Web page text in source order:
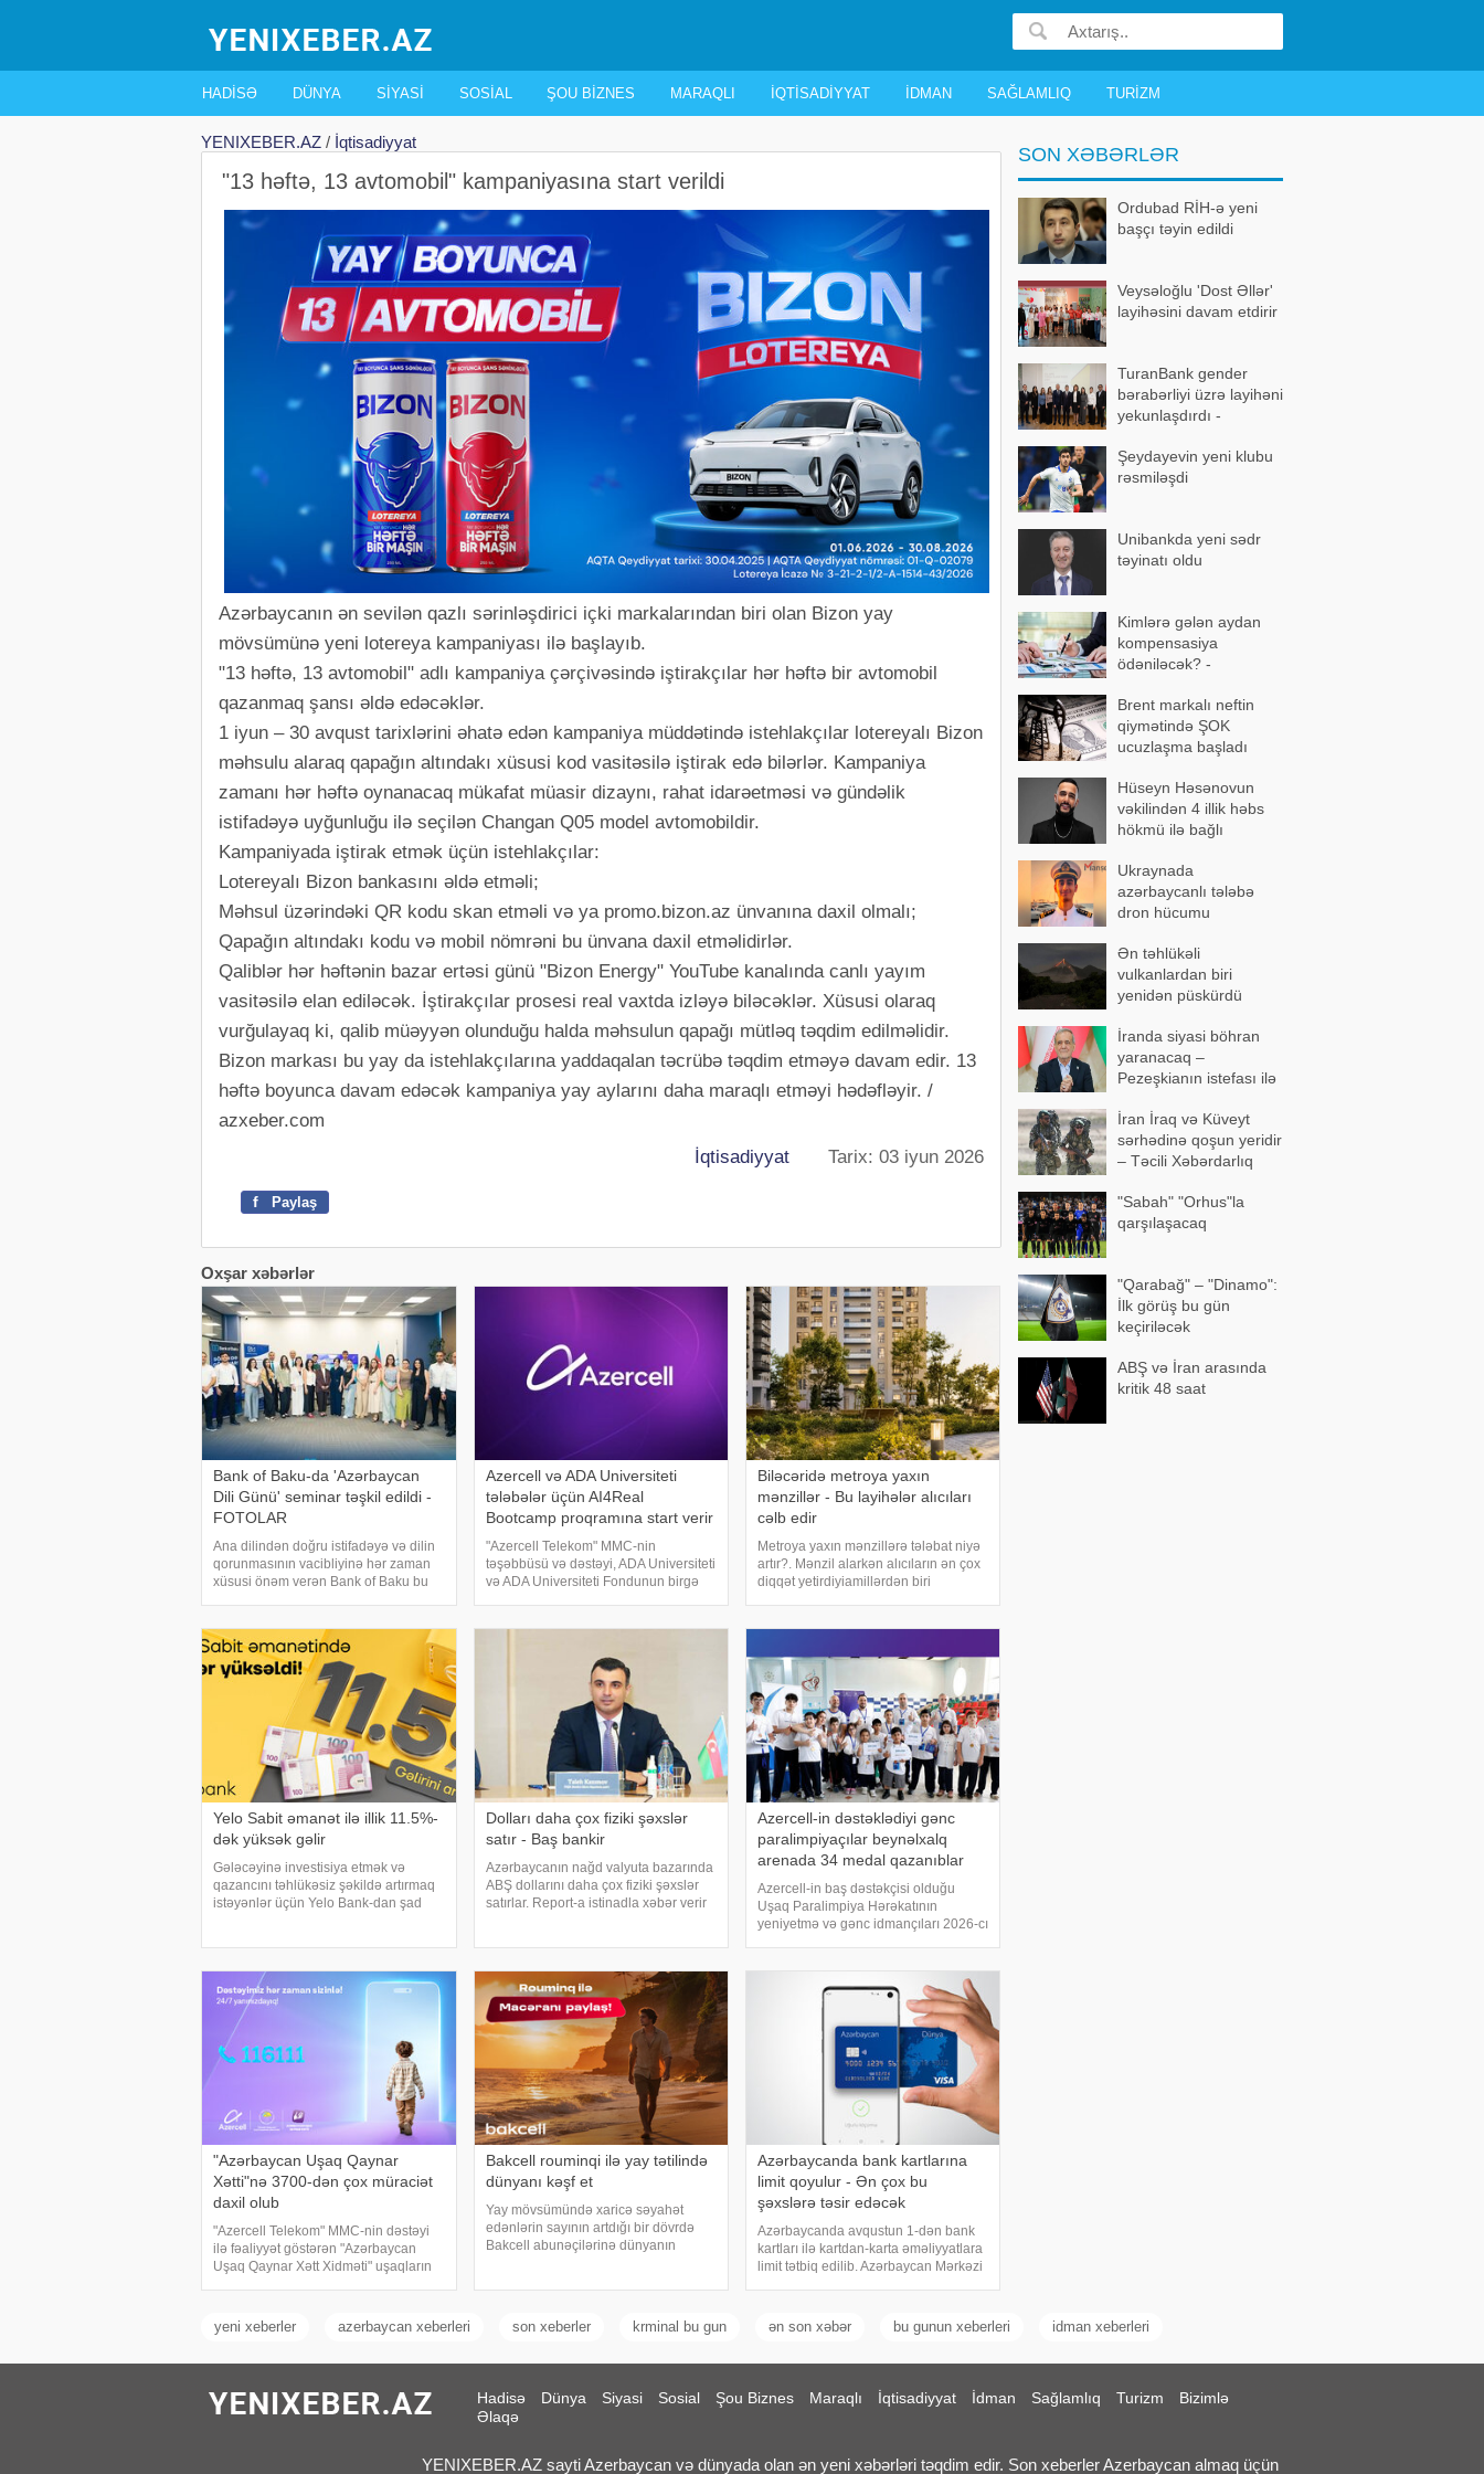
HADISƏ DÜNYA SIYASI SOSIAL ŞOU BIZNES MARAQLI İQTISADIYYAT İDMAN SAĞLAMLIQ TURIZM
YENIXEBER.AZ / İqtisadiyyat
"13 həftə, 13 avtomobil" kampaniyasına start verildi
Azərbaycanın ən sevilən qazlı sərinləşdirici içki markalarından biri olan Bizon yay
mövsümünə yeni lotereya kampaniyası ilə başlayıb.
"13 həftə, 13 avtomobil" adlı kampaniya çərçivəsində iştirakçılar hər həftə bir avtomobil
qazanmaq şansı əldə edəcəklər.
1 iyun – 30 avqust tarixlərini əhatə edən kampaniya müddətində istehlakçılar lotereyalı Bizon
məhsulu alaraq qapağın altındakı xüsusi kod vasitəsilə iştirak edə bilərlər. Kampaniya
zamanı hər həftə oynanacaq mükafat müasir dizaynı, rahat idarəetməsi və gündəlik
istifadəyə uyğunluğu ilə seçilən Changan Q05 model avtomobildir.
Kampaniyada iştirak etmək üçün istehlakçılar:
Lotereyalı Bizon bankasını əldə etməli;
Məhsul üzərindəki QR kodu skan etməli və ya promo.bizon.az ünvanına daxil olmalı;
Qapağın altındakı kodu və mobil nömrəni bu ünvana daxil etməlidirlər.
Qaliblər hər həftənin bazar ertəsi günü "Bizon Energy" YouTube kanalında canlı yayım
vasitəsilə elan ediləcək. İştirakçılar prosesi real vaxtda izləyə biləcəklər. Xüsusi olaraq
vurğulayaq ki, qalib müəyyən olunduğu halda məhsulun qapağı mütləq təqdim edilməlidir.
Bizon markası bu yay da istehlakçılarına yaddaqalan təcrübə təqdim etməyə davam edir. 13
həftə boyunca davam edəcək kampaniya yay aylarını daha maraqlı etməyi hədəfləyir. /
azxeber.com
İqtisadiyyat Tarix: 03 iyun 2026
f Paylaş
Oxşar xəbərlər
Bank of Baku-da 'Azərbaycan
Dili Günü' seminar təşkil edildi -
FOTOLAR
Ana dilindən doğru istifadəyə və dilin
qorunmasının vacibliyinə hər zaman
xüsusi önəm verən Bank of Baku bu
verir ki, Bank tərəfindən 1 avqust –
Azərbaycan Əlifbas
Azercell və ADA Universiteti
tələbələr üçün AI4Real
Bootcamp proqramına start verir
"Azercell Telekom" MMC-nin
təşəbbüsü və dəstəyi, ADA Universiteti
və ADA Universiteti Fondunun birgə
İntellekt Bootcamp proqramına start
Biləcəridə metroya yaxın
mənzillər - Bu layihələr alıcıları
cəlb edir
Metroya yaxın mənzillərə tələbat niyə
artır?. Mənzil alarkən alıcıların ən çox
diqqət yetirdiyiamillərdən biri
asanlaşdırdığı, həm də gələcəkdə
Yelo Sabit əmanət ilə illik 11.5%-
dək yüksək gəlir
Gələcəyinə investisiya etmək və
qazancını təhlükəsiz şəkildə artırmaq
istəyənlər üçün Yelo Bank-dan şad
təqdim edir
Dolları daha çox fiziki şəxslər
satır - Baş bankir
Azərbaycanın nağd valyuta bazarında
ABŞ dollarını daha çox fiziki şəxslər
satırlar. Report-a istinadla xəbər verir
Azercell-in dəstəklədiyi gənc
paralimpiyaçılar beynəlxalq
arenada 34 medal qazanıblar
Azercell-in baş dəstəkçisi olduğu
Uşaq Paralimpiya Hərəkatının
yeniyetmə və gənc idmançıları 2026-cı
xəbər verir ki, bu dövrdə gənc
paralimpiyaçıla
"Azərbaycan Uşaq Qaynar
Xətti"nə 3700-dən çox müraciət
daxil olub
"Azercell Telekom" MMC-nin dəstəyi
ilə fəaliyyət göstərən "Azərbaycan
Uşaq Qaynar Xətt Xidməti" uşaqların
ilin ilk altı ay
Bakcell rouminqi ilə yay tətilində
dünyanı kəşf et
Yay mövsümündə xaricə səyahət
edənlərin sayının artdığı bir dövrdə
Bakcell abunəçilərinə dünyanın
Azərbaycanda bank kartlarına
limit qoyulur - Ən çox bu
şəxslərə təsir edəcək
Azərbaycanda avqustun 1-dən bank
kartları ilə kartdan-karta əməliyyatlara
limit tətbiq edilib. Azərbaycan Mərkəzi
ölkədə kartla əməliyyatlara ("card-to-
card"
SON XƏBƏRLƏR
Ordubad RİH-ə yeni
başçı təyin edildi
Veysəloğlu 'Dost Əllər'
layihəsini davam etdirir
TuranBank gender
bərabərliyi üzrə layihəni
yekunlaşdırdı -
Şeydayevin yeni klubu
rəsmiləşdi
Unibankda yeni sədr
təyinatı oldu
Kimlərə gələn aydan
kompensasiya
ödəniləcək? -
Brent markalı neftin
qiymətində ŞOK
ucuzlaşma başladı
Hüseyn Həsənovun
vəkilindən 4 illik həbs
hökmü ilə bağlı
Ukraynada
azərbaycanlı tələbə
dron hücumu
Vəziyyəti ağırdırƏn təhlükəli
vulkanlardan biri
yenidən püskürdü
İranda siyasi böhran
yaranacaq –
Pezeşkianın istefası ilə
İran İraq və Küveyt
sərhədinə qoşun yeridir
– Təcili Xəbərdarlıq
"Sabah" "Orhus"la
qarşılaşacaq
"Qarabağ" – "Dinamo":
İlk görüş bu gün
keçiriləcək
ABŞ və İran arasında
kritik 48 saat
yeni xeberler azerbaycan xeberleri son xeberler krminal bu gun ən son xəbər bu gunun xeberleri idman xeberleri
Hadisə Dünya Siyasi Sosial Şou Biznes Maraqlı İqtisadiyyat İdman Sağlamlıq Turizm
Bizimlə
Əlaqə
YENIXEBER.AZ sayti Azerbaycan və dünyada olan ən yeni xəbərləri təqdim edir. Son xeberler Azerbaycan almaq üçün